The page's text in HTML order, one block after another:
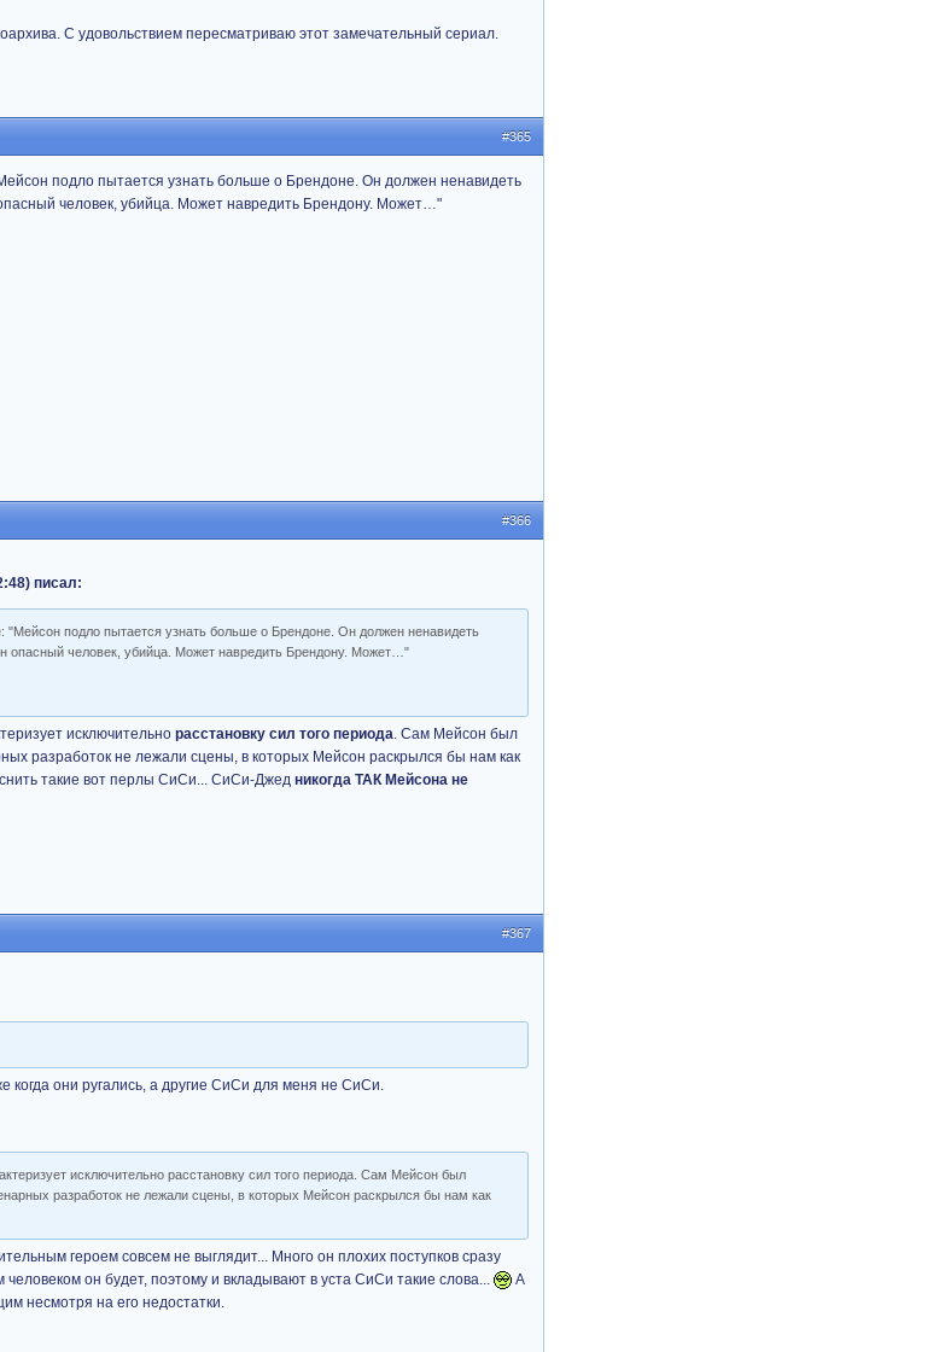
С удовольствием пересматриваю этот замечательный сериал.
#365
подло пытается узнать больше о Брендоне. Он должен ненавидеть
человек, убийца. Может навредить Брендону. Может…"
#366
писал:
подло пытается узнать больше о Брендоне. Он должен ненавидеть
опасный человек, убийца. Может навредить Брендону. Может…"
исключительно расстановку сил того периода. Сам Мейсон был
разработок не лежали сцены, в которых Мейсон раскрылся бы нам как
такие вот перлы СиСи... СиСи-Джед никогда ТАК Мейсона не
#367
они ругались, а другие СиСи для меня не СиСи.
исключительно расстановку сил того периода. Сам Мейсон был
разработок не лежали сцены, в которых Мейсон раскрылся бы нам как
героем совсем не выглядит... Много он плохих поступков сразу
он будет, поэтому и вкладывают в уста СиСи такие слова...
А
несмотря на его недостатки.